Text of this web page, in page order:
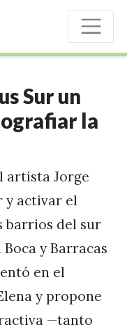
Sur un
la
artista Jorge
y activar el
del sur
y Barracas
en el
y propone
—tanto